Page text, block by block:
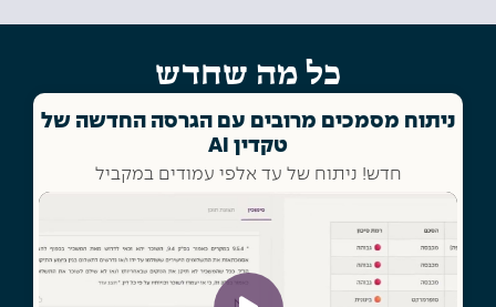
כל מה שחדש
ניתוח מסמכים מרובים עם הגרסה החדשה של
טקדין AI
חדש! ניתוח של עד אלפי עמודים במקביל